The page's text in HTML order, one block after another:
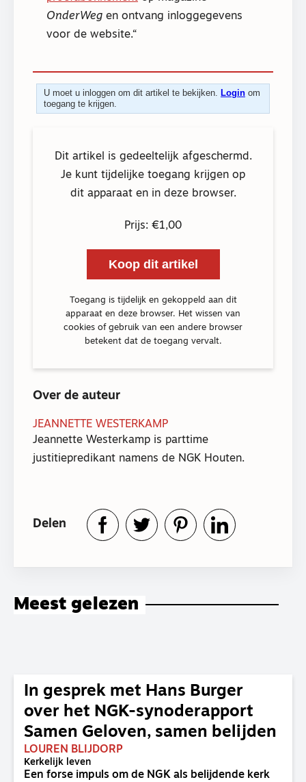
OnderWeg en ontvang inloggegevens
voor de website.
U moet u inloggen om dit artikel te bekijken. Login om
toegang te krijgen.
Dit artikel is gedeeltelijk afgeschermd.
Je kunt tijdelijke toegang krijgen op
dit apparaat en in deze browser.
Prijs: €1,00
Koop dit artikel
Toegang is tijdelijk en gekoppeld aan dit
apparaat en deze browser. Het wissen van
cookies of gebruik van een andere browser
betekent dat de toegang vervalt.
Over de auteur
JEANNETTE WESTERKAMP
Jeannette Westerkamp is parttime
justitiepredikant namens de NGK Houten.
Delen
Meest gelezen
In gesprek met Hans Burger
over het NGK-synoderapport
Samen Geloven, samen belijden
LOUREN BLIJDORP
Kerkelijk leven
Een forse impuls om de NGK als belijdende kerk